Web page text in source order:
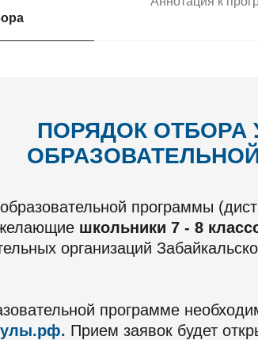
ПОРЯДОК ОТБОРА
программы
школьники 7 - 8
организаций
программе
Прием заявок будет